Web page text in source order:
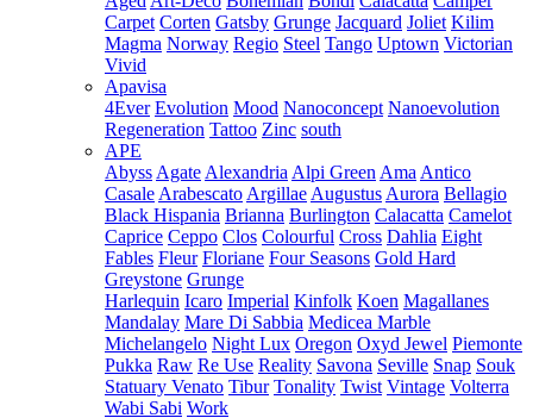
Carpet Corten Gatsby Grunge Jacquard Joliet Kilim
Magma Norway Regio Steel Tango Uptown Victorian
Vivid
Apavisa
4Ever Evolution Mood Nanoconcept Nanoevolution
Regeneration Tattoo Zinc south
APE
Abyss Agate Alexandria Alpi Green Ama Antico
Casale Arabescato Argillae Augustus Aurora Bellagio
Black Hispania Brianna Burlington Calacatta Camelot
Caprice Ceppo Clos Colourful Cross Dahlia Eight
Fables Fleur Floriane Four Seasons Gold Hard
Greystone Grunge
Harlequin Icaro Imperial Kinfolk Koen Magallanes
Mandalay Mare Di Sabbia Medicea Marble
Michelangelo Night Lux Oregon Oxyd Jewel Piemonte
Pukka Raw Re Use Reality Savona Seville Snap Souk
Statuary Venato Tibur Tonality Twist Vintage Volterra
Wabi Sabi Work